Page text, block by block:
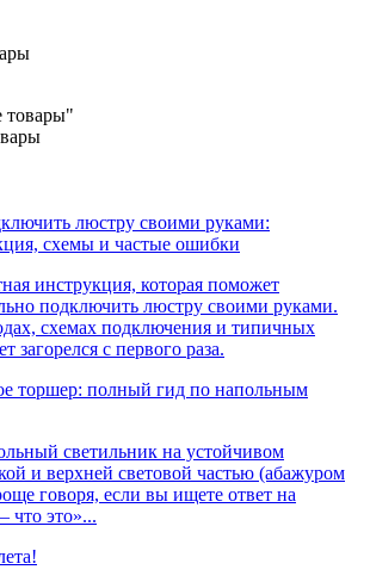
товары"
люстру своими руками:
схемы и частые ошибки
инструкция, которая поможет
подключить люстру своими руками.
схемах подключения и типичных
загорелся с первого раза.
торшер: полный гид по напольным
светильник на устойчивом
и верхней световой частью (абажуром
говоря, если вы ищете ответ на
что это»...